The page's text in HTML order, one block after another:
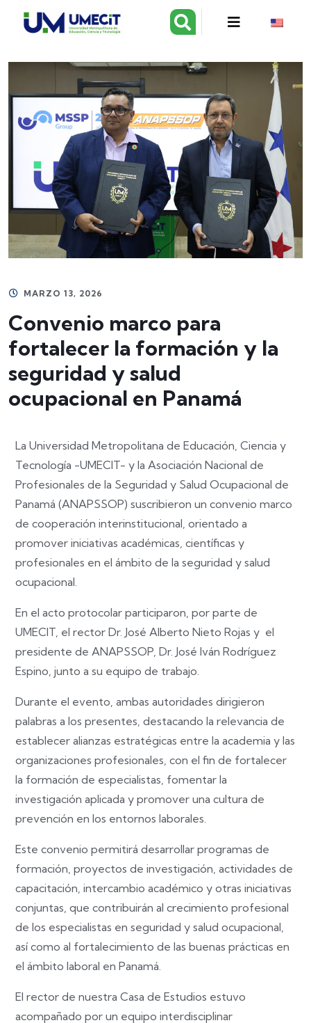
MARZO 13, 2026
Convenio marco para
fortalecer la formación y la
seguridad y salud
ocupacional en Panamá
La Universidad Metropolitana de Educación, Ciencia y
Tecnología -UMECIT- y la Asociación Nacional de
Profesionales de la Seguridad y Salud Ocupacional de
Panamá (ANAPSSOP) suscribieron un convenio marco
de cooperación interinstitucional, orientado a
promover iniciativas académicas, científicas y
profesionales en el ámbito de la seguridad y salud
ocupacional.
En el acto protocolar participaron, por parte de
UMECIT, el rector Dr. José Alberto Nieto Rojas y el
presidente de ANAPSSOP, Dr. José Iván Rodríguez
Espino, junto a su equipo de trabajo.
Durante el evento, ambas autoridades dirigieron
palabras a los presentes, destacando la relevancia de
establecer alianzas estratégicas entre la academia y las
organizaciones profesionales, con el fin de fortalecer
la formación de especialistas, fomentar la
investigación aplicada y promover una cultura de
prevención en los entornos laborales.
Este convenio permitirá desarrollar programas de
formación, proyectos de investigación, actividades de
capacitación, intercambio académico y otras iniciativas
conjuntas, que contribuirán al crecimiento profesional
de los especialistas en seguridad y salud ocupacional,
así como al fortalecimiento de las buenas prácticas en
el ámbito laboral en Panamá.
El rector de nuestra Casa de Estudios estuvo
acompañado por un equipo interdisciplinar